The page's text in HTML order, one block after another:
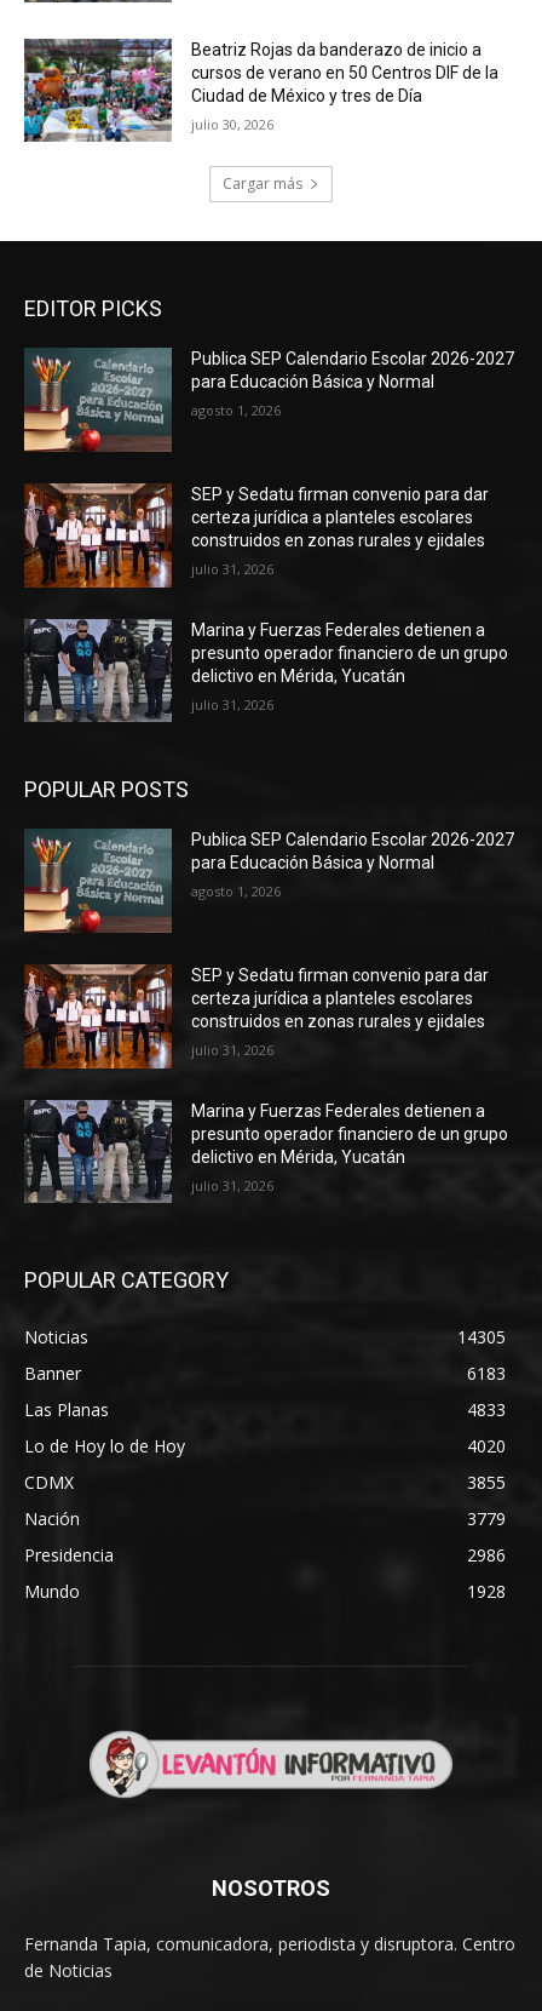
Beatriz Rojas da banderazo de inicio a
cursos de verano en 50 Centros DIF de la
Ciudad de México y tres de Día
julio 30, 2026
Cargar más
EDITOR PICKS
Publica SEP Calendario Escolar 2026-2027
para Educación Básica y Normal
agosto 1, 2026
SEP y Sedatu firman convenio para dar
certeza jurídica a planteles escolares
construidos en zonas rurales y ejidales
julio 31, 2026
Marina y Fuerzas Federales detienen a
presunto operador financiero de un grupo
delictivo en Mérida, Yucatán
julio 31, 2026
POPULAR POSTS
Publica SEP Calendario Escolar 2026-2027
para Educación Básica y Normal
agosto 1, 2026
SEP y Sedatu firman convenio para dar
certeza jurídica a planteles escolares
construidos en zonas rurales y ejidales
julio 31, 2026
Marina y Fuerzas Federales detienen a
presunto operador financiero de un grupo
delictivo en Mérida, Yucatán
julio 31, 2026
POPULAR CATEGORY
Noticias
14305
Banner
6183
Las Planas
4833
Lo de Hoy lo de Hoy
4020
CDMX
3855
Nación
3779
Presidencia
2986
Mundo
1928
NOSOTROS
Fernanda Tapia, comunicadora, periodista y disruptora. Centro
de Noticias